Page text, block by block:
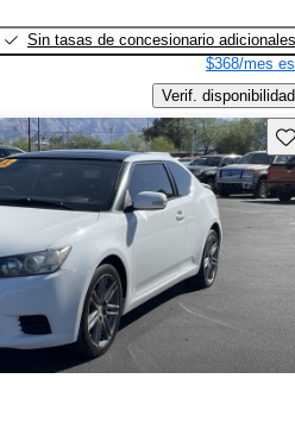
Sin tasas de concesionario adicionales
$368/mes
Verif. disponibilidad